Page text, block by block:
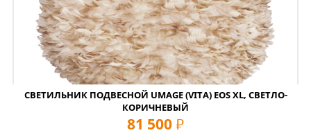
СВЕТИЛЬНИК ПОДВЕСНОЙ UMAGE (VITA) EOS XL, СВЕТЛО-
КОРИЧНЕВЫЙ
81 500 руб